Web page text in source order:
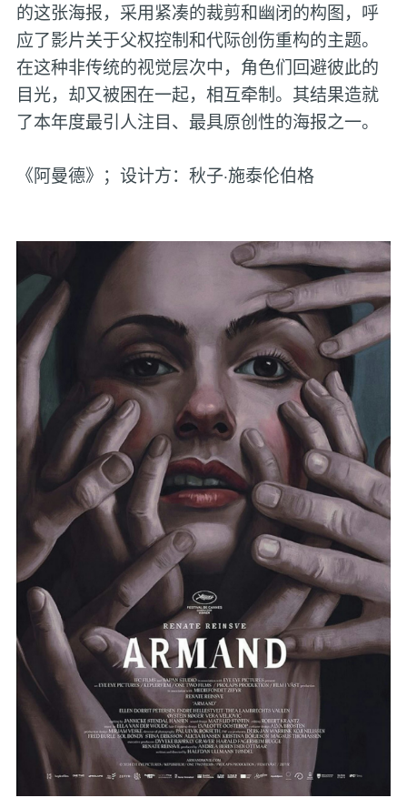
的这张海报，采用紧凑的裁剪和幽闭的构图，呼
应了影片关于父权控制和代际创伤重构的主题。
在这种非传统的视觉层次中，角色们回避彼此的
目光，却又被困在一起，相互牵制。其结果造就
了本年度最引人注目、最具原创性的海报之一。
《阿曼德》；设计方：秋子·施泰伦伯格